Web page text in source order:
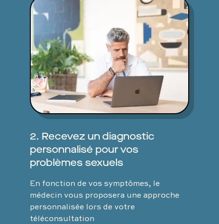
2. Recevez un diagnostic
personnalisé pour vos
problèmes sexuels
En fonction de vos symptômes, le
médecin vous proposera une approche
personnalisée lors de votre
téléconsultation